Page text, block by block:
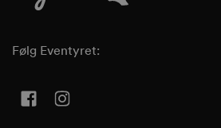
Følg Eventyret:
FacebookInstagram